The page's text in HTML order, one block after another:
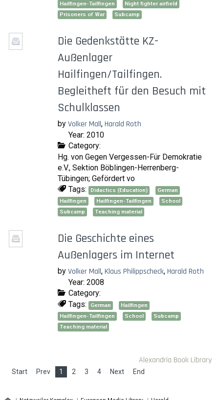
Hailfingen-Tailfingen
Night fighter airfield
Prisoners of War
Subcamp
Die Gedenkstätte KZ-
Außenlager
Hailfingen/Tailfingen.
Begleitheft für den Besuch mit
Schulklassen
by Volker Mall, Harald Roth
Year: 2010
Category:
Hg. von Gegen Vergessen-Für Demokratie
e.V., Sektion Böblingen-Herrenberg-
Tübingen; Gefördert vo
Tags:
Didactics (Education)
German
Hailfingen
Hailfingen-Tailfingen
School
Subcamp
Teaching material
Die Geschichte eines
Außenlagers im Internet
by Volker Mall, Klaus Philippscheck, Harald Roth
Year: 2008
Category:
Tags:
German
Hailfingen
Hailfingen-Tailfingen
School
Subcamp
Teaching material
Alexandria Book Library
Start Prev 1 2 3 4 Next End